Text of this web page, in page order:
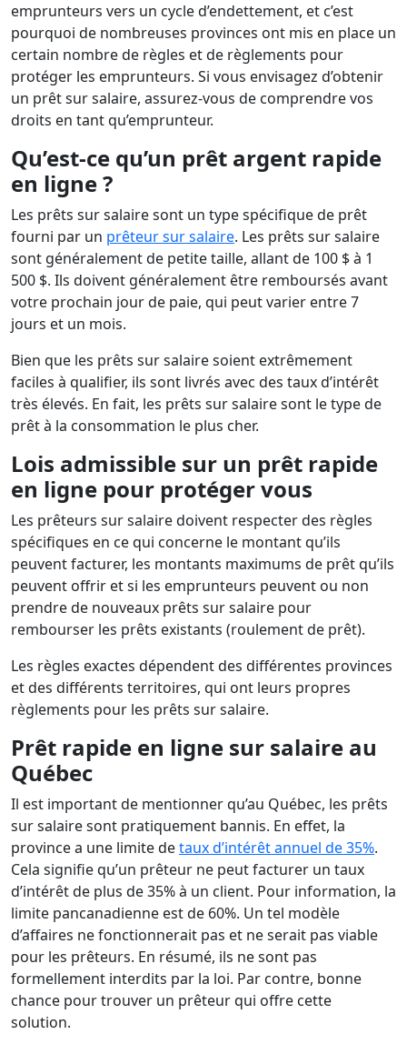
emprunteurs vers un cycle d’endettement, et c’est
pourquoi de nombreuses provinces ont mis en place un
certain nombre de règles et de règlements pour
protéger les emprunteurs. Si vous envisagez d’obtenir
un prêt sur salaire, assurez-vous de comprendre vos
droits en tant qu’emprunteur.
Qu’est-ce qu’un prêt argent rapide
en ligne ?
Les prêts sur salaire sont un type spécifique de prêt
fourni par un prêteur sur salaire. Les prêts sur salaire
sont généralement de petite taille, allant de 100 $ à 1
500 $. Ils doivent généralement être remboursés avant
votre prochain jour de paie, qui peut varier entre 7
jours et un mois.
Bien que les prêts sur salaire soient extrêmement
faciles à qualifier, ils sont livrés avec des taux d’intérêt
très élevés. En fait, les prêts sur salaire sont le type de
prêt à la consommation le plus cher.
Lois admissible sur un prêt rapide
en ligne pour protéger vous
Les prêteurs sur salaire doivent respecter des règles
spécifiques en ce qui concerne le montant qu’ils
peuvent facturer, les montants maximums de prêt qu’ils
peuvent offrir et si les emprunteurs peuvent ou non
prendre de nouveaux prêts sur salaire pour
rembourser les prêts existants (roulement de prêt).
Les règles exactes dépendent des différentes provinces
et des différents territoires, qui ont leurs propres
règlements pour les prêts sur salaire.
Prêt rapide en ligne sur salaire au
Québec
Il est important de mentionner qu’au Québec, les prêts
sur salaire sont pratiquement bannis. En effet, la
province a une limite detaux d’intérêt annuel de 35%.
Cela signifie qu’un prêteur ne peut facturer un taux
d’intérêt de plus de 35% à un client. Pour information, la
limite pancanadienne est de 60%. Un tel modèle
d’affaires ne fonctionnerait pas et ne serait pas viable
pour les prêteurs. En résumé, ils ne sont pas
formellement interdits par la loi. Par contre, bonne
chance pour trouver un prêteur qui offre cette
solution.